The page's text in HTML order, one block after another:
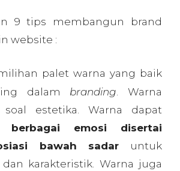
9 tips membangun brand
website :
palet warna yang baik
dalam branding. Warna
estetika. Warna dapat
berbagai emosi disertai
bawah sadar untuk
karakteristik. Warna juga